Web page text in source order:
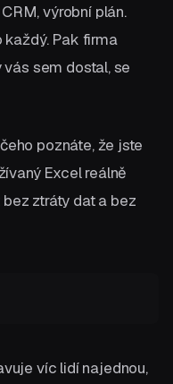
výrobní plán.
každý. Pak firma
sem dostal, se
poznáte, že jste
Excel reálně
ztráty dat a bez
víc lidí najednou,